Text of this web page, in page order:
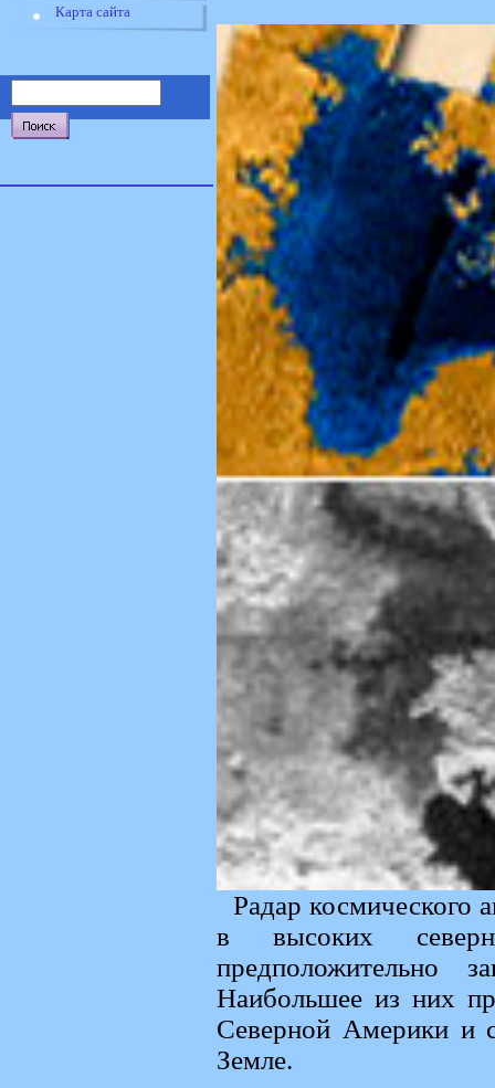
Карта сайта
Радар космического
в высоких
предположительно
Наибольшее из них
Северной Америки и
Земле.